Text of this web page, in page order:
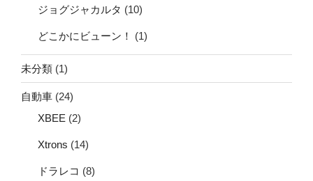
ジョグジャカルタ (10)
どこかにビューン！ (1)
未分類 (1)
自動車 (24)
XBEE (2)
Xtrons (14)
ドラレコ (8)